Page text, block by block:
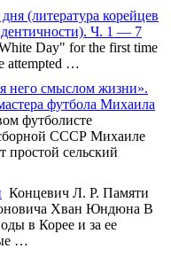
(литература корейцев
Ч. 1 — 7
Day" for the first time
attempted …
него смыслом жизни».
футбола Михаила
футболисте
СССР Михаиле
простой сельский
Концевич Л. Р. Памяти
Хван Юндюна В
в Корее и за ее
…